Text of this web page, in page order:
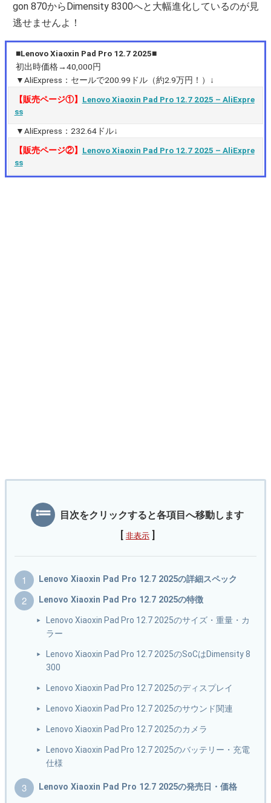
gon 870からDimensity 8300へと大幅進化しているのが見
逃せませんよ！
■Lenovo Xiaoxin Pad Pro 12.7 2025■
初出時価格→40,000円
▼AliExpress：セールで200.99ドル（約2.9万円！）↓
【販売ページ①】 Lenovo Xiaoxin Pad Pro 12.7 2025 – AliExpre
ss
▼AliExpress：232.64ドル↓
【販売ページ②】 Lenovo Xiaoxin Pad Pro 12.7 2025 – AliExpre
ss
目次をクリックすると各項目へ移動します
非表示
Lenovo Xiaoxin Pad Pro 12.7 2025の詳細スペック
Lenovo Xiaoxin Pad Pro 12.7 2025の特徴
Lenovo Xiaoxin Pad Pro 12.7 2025のサイズ・重量・カ
ラー
Lenovo Xiaoxin Pad Pro 12.7 2025のSoCはDimensity 8
300
Lenovo Xiaoxin Pad Pro 12.7 2025のディスプレイ
Lenovo Xiaoxin Pad Pro 12.7 2025のサウンド関連
Lenovo Xiaoxin Pad Pro 12.7 2025のカメラ
Lenovo Xiaoxin Pad Pro 12.7 2025のバッテリー・充電
仕様
Lenovo Xiaoxin Pad Pro 12.7 2025の発売日・価格